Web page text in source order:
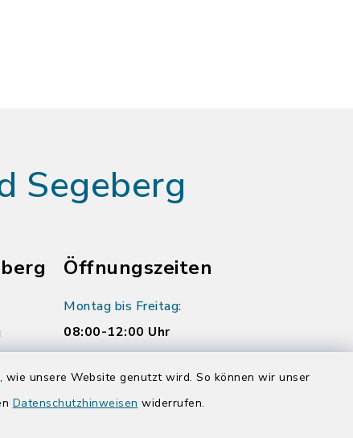
unsere Website genutzt wird. So können wir unser
Datenschutzhinweisen widerrufen.
Segeberg
Öffnungszeiten
Montag bis Freitag:
08:00-12:00 Uhr
Donnerstag zusätzlich:
14:00-17:00 Uhr